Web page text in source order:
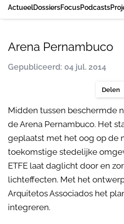
ActueelDossiersFocusPodcasts
Arena Pernambuco
Gepubliceerd: 04 jul. 2014
Delen
Midden tussen beschermde
de Arena Pernambuco. Het
geplaatst met het oog op de
toekomstige stedelijke
ETFE laat daglicht door en
lichteffecten. Met het
Arquitetos Associados het
integreren.